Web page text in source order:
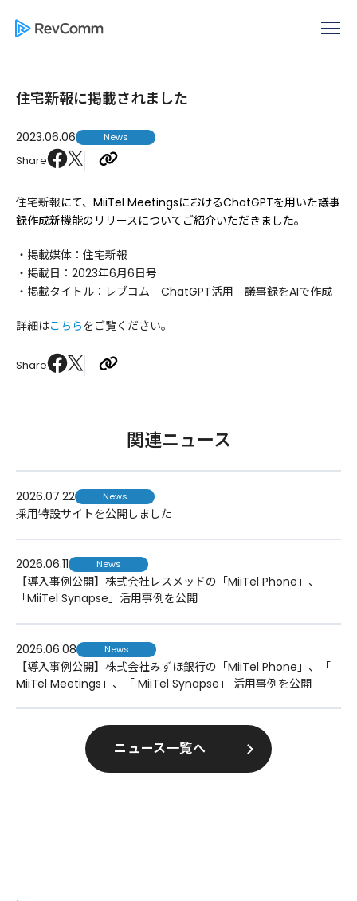
住宅新報に掲載されました
2023.06.06 News
Share
住宅新報にて、MiiTel MeetingsにおけるChatGPTを用いた議事
録作成新機能のリリースについてご紹介いただきました。
・掲載媒体： 住宅新報
・掲載日：2023年6月6日号
・掲載タイトル：レブコム ChatGPT活用 議事録をAIで作成
詳細はこちらをご覧ください。
Share
関連ニュース
2026.07.22 News
採用特設サイトを公開しました
2026.06.11 News
【導入事例公開】株式会社レスメッドの「MiiTel Phone」、
「MiiTel Synapse」活用事例を公開
2026.06.08 News
【導入事例公開】株式会社みずほ銀行の「MiiTel Phone」、「
MiiTel Meetings」、「 MiiTel Synapse」 活用事例を公開
ニュース一覧へ